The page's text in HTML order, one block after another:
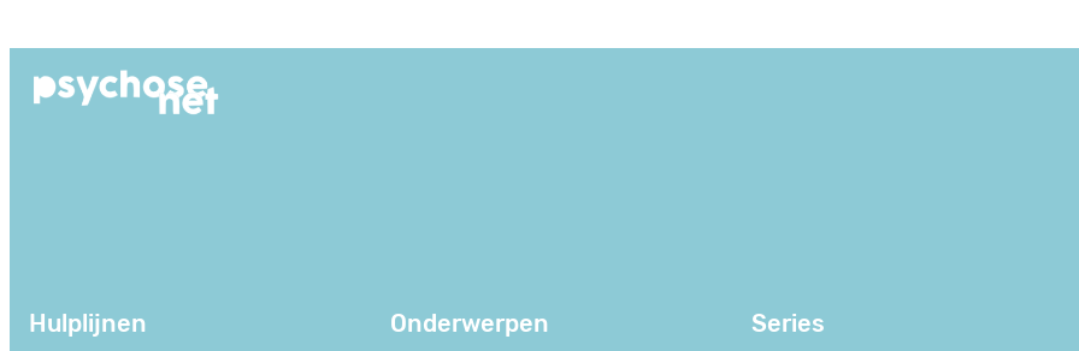
de
Hulplijnen Onderwerpen Series